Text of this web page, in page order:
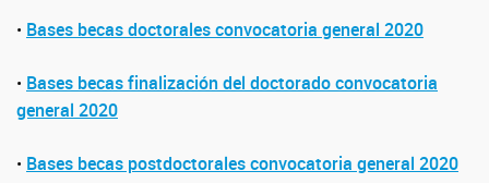
• Bases becas doctorales convocatoria general 2020
• Bases becas finalización del doctorado convocatoria
general 2020
• Bases becas postdoctorales convocatoria general 2020